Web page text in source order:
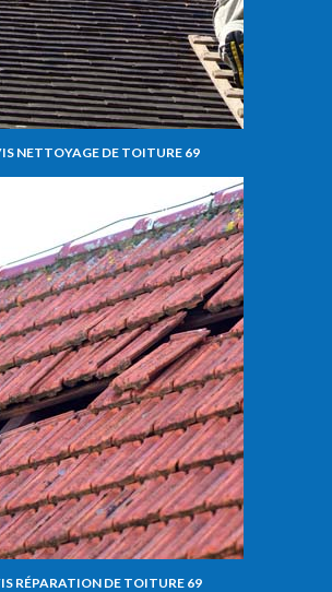
NETTOYAGE DE TOITURE 69
RÉPARATION DE TOITURE 69